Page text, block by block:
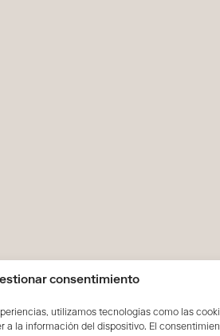
consentimiento
utilizamos tecnologías como las
a la información del dispositivo. El